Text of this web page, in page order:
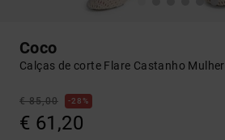
Coco
Calças de corte Flare Castanho Mulher
€ 85,00 28%
€ 61,20